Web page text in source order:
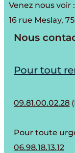
Venez nous voir :
16 rue Meslay,
Nous
Pour tout
09.81.00.02.28
Pour toute
06.98.18.13.12